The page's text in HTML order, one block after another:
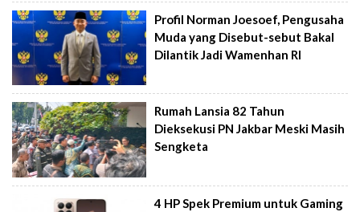
Profil Norman Joesoef, Pengusaha
Muda yang Disebut-sebut Bakal
Dilantik Jadi Wamenhan RI
Rumah Lansia 82 Tahun
Dieksekusi PN Jakbar Meski Masih
Sengketa
4 HP Spek Premium untuk Gaming